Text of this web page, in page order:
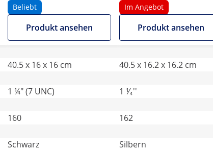
Beliebt
Produkt ansehen
Im Angebot
Produkt ansehen
40.5 x 16 x 16 cm 40.5 x 16.2 x 16.2 cm
1 ¼" (7 UNC) 1 ⅟₄''
160 162
Schwarz Silbern